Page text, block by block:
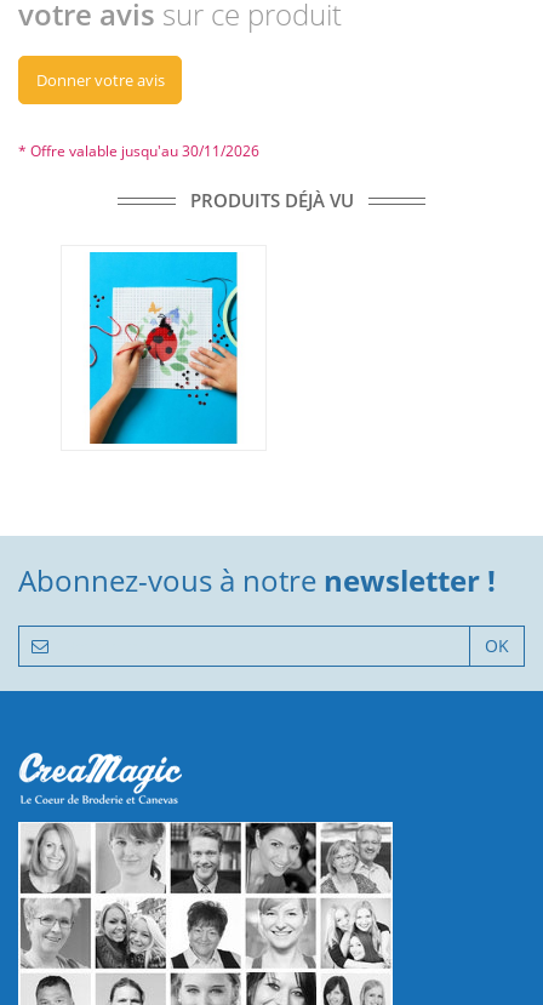
votre avis sur ce produit
Donner votre avis
* Offre valable jusqu'au 30/11/2026
PRODUITS DÉJÀ VU
Abonnez-vous à notre newsletter !
OK